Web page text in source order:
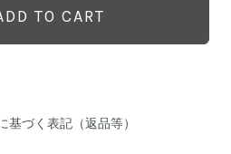
TO CART
基づく表記（返品等）